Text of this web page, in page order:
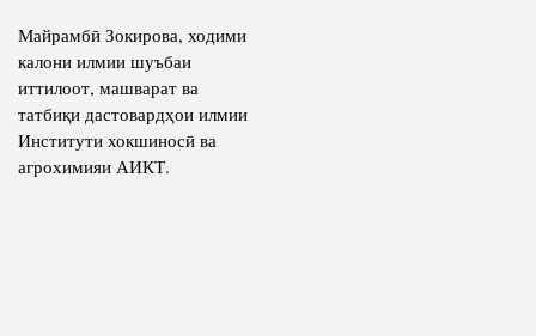
Майрамбӣ Зокирова, ходими
калони илмии шуъбаи
иттилоот, машварат ва
татбиқи дастовардҳои илмии
Институти хокшиносӣ ва
агрохимияи АИКТ.